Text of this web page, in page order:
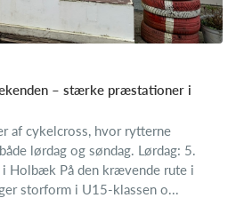
– stærke præstationer i
af cykelcross, hvor rytterne
lørdag og søndag. Lørdag: 5.
i Holbæk På den krævende rute i
storform i U15-klassen o...